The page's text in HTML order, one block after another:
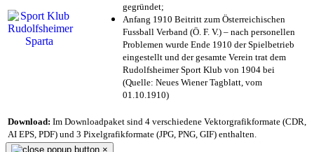
gegründet;
Anfang 1910 Beitritt zum Österreichischen
Fussball Verband (Ö. F. V.) – nach personellen
Problemen wurde Ende 1910 der Spielbetrieb
eingestellt und der gesamte Verein trat dem
Rudolfsheimer Sport Klub von 1904 bei
(Quelle: Neues Wiener Tagblatt, vom
01.10.1910)
Download: Im Downloadpaket sind 4 verschiedene Vektorgrafikformate (CDR,
AI EPS, PDF) und 3 Pixelgrafikformate (JPG, PNG, GIF) enthalten.
×